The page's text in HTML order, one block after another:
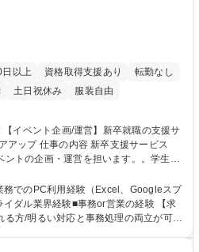
以上 資格取得支援あり
転勤なし
土日祝休み 服装自由
支援サービス
ントの企画・運営を担います。。学生30
トを週2～3回開催。事前の案内送付や
幅広くご担当。 【会場運営：4
含む）、インターンへの指示出し、学
。 【事務/運営改善：6割】事前案内・
務でのPC利用経験（Excel、Googleスプ
ダル業界経験■事務or営業の経験 【求
方/明るい対応と事務処理の両立が可能